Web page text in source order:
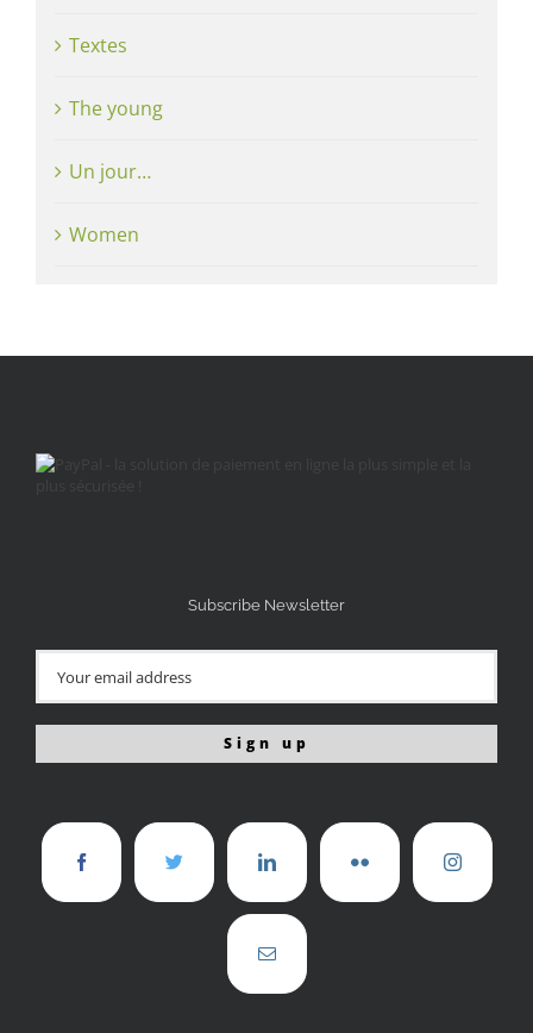
Textes
The young
Un jour…
Women
Subscribe Newsletter